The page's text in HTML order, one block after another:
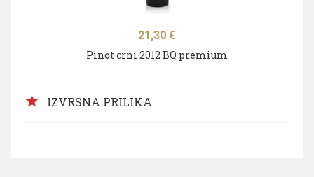
Cijena
21,30 €
Pinot crni 2012 BQ premium
star IZVRSNA PRILIKA